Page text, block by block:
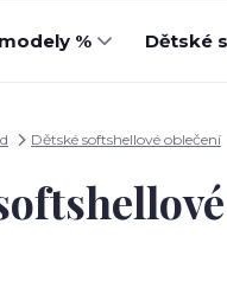
% Dětské
Dětské softshellové oblečení